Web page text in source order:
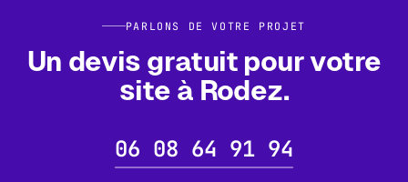
PARLONS DE VOTRE PROJET
Un devis gratuit pour votre
site à Rodez.
06 08 64 91 94